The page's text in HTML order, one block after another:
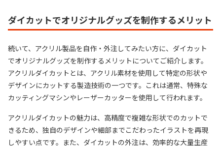
ダイカットでオリジナルグッズを制作するメリット
続いて、アクリル製品を自作・外注してみたい方に、ダイカット
でオリジナルグッズを制作するメリットについてご紹介します。
アクリルダイカットとは、アクリル素材を使用して特定の形状や
デザインにカットする製造技術の一つです。これは通常、特殊な
カッティングマシンやレーザーカッターを使用して行われます。
アクリルダイカットの魅力は、高精度で複雑な形状でのカットで
きるため、独自のデザインや細部までこだわったイラストを再現
しやすい点です。また、ダイカットの外注は、効率的な大量生産